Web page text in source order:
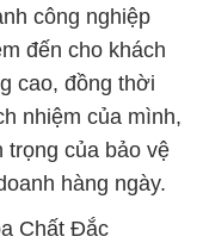
công nghiệp
đến cho khách
cao, đồng thời
nhiệm của mình,
trọng của bảo vệ
hàng ngày.
Chất Đắc